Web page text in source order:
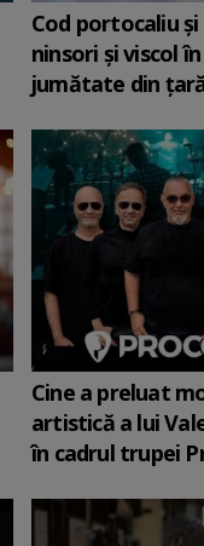
Cod portocaliu
ninsori şi viscol
jumătate din
Cine a preluat
artistică a lui
în cadrul trupei